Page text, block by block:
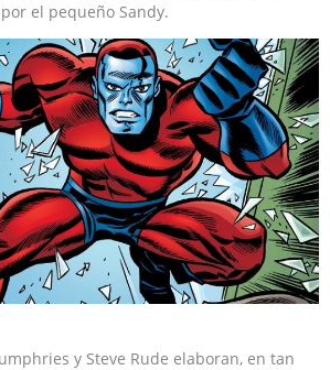
el pequeño Sandy.
y Steve Rude elaboran, en tan